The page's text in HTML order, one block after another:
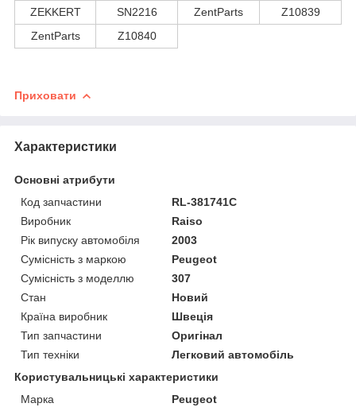
ZEKKERT SN2216 ZentParts
Z10839
ZentParts
Z10840
Приховати
Характеристики
Основні атрибути
Код запчастини
RL-381741C
Виробник
Raiso
Рік випуску автомобіля
2003
Сумісність з маркою
Peugeot
Сумісність з моделлю
307
Стан
Новий
Країна виробник
Швеція
Тип запчастини
Оригінал
Тип техніки
Легковий автомобіль
Користувальницькі характеристики
Марка
Peugeot